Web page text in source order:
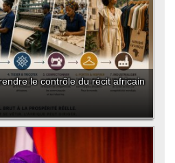
le contrôle du récit africain